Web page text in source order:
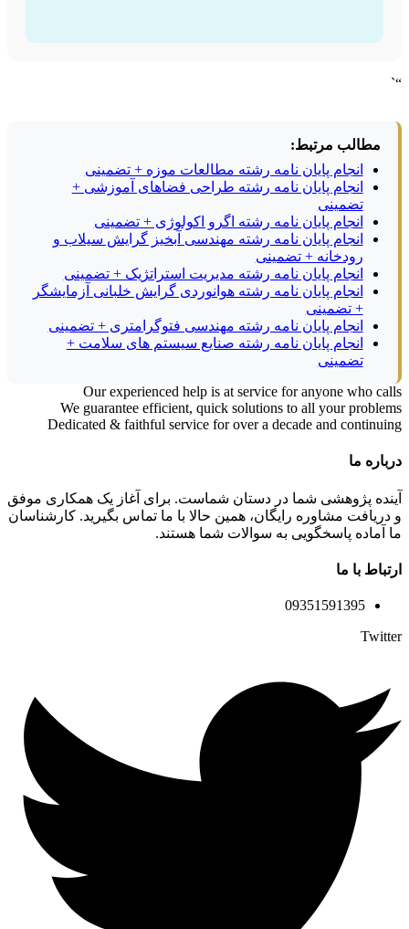
“`
مطالب مرتبط:
انجام پایان نامه رشته مطالعات موزه + تضمینی
انجام پایان نامه رشته طراحی فضاهای آموزشی +
تضمینی
انجام پایان نامه رشته اگرو اکولوژی + تضمینی
انجام پایان نامه رشته مهندسی آبخیز گرایش سیلاب و
رودخانه + تضمینی
انجام پایان نامه رشته مدیریت استراتژیک + تضمینی
انجام پایان نامه رشته هوانوردی گرایش خلبانی آزمایشگر
+ تضمینی
انجام پایان نامه رشته مهندسی فتوگرامتری + تضمینی
انجام پایان نامه رشته صنایع سیستم های سلامت +
تضمینی
Our experienced help is at service for anyone who calls
We guarantee efficient, quick solutions to all your problems
Dedicated & faithful service for over a decade and continuing
درباره ما
آینده پژوهشی شما در دستان شماست. برای آغاز یک همکاری موفق
و دریافت مشاوره رایگان، همین حالا با ما تماس بگیرید. کارشناسان
ما آماده پاسخگویی به سوالات شما هستند.
ارتباط با ما
09351591395
Twitter